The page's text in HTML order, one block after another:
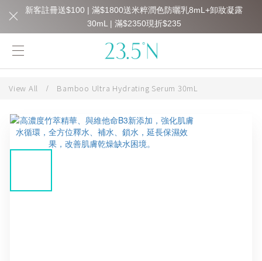
View All / Bamboo Ultra Hydrating Serum 30mL
新客註冊送$100 | 滿$1800送米粹潤色防曬乳8mL+卸妝凝露
30mL | 滿$2350現折$235